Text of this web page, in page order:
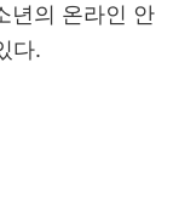
년의 온라인 안
다.